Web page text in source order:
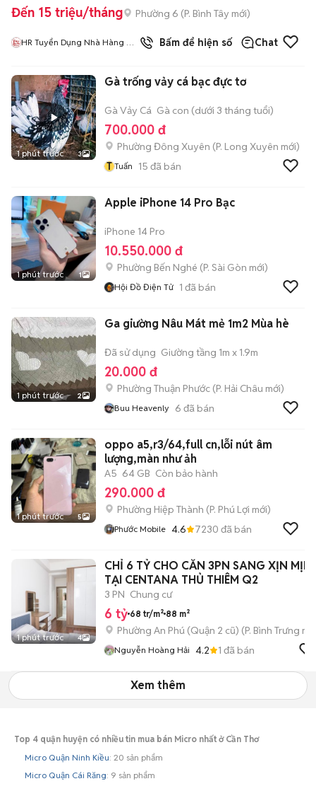
Đến 15 triệu/tháng Phường 6 (P. Bình Tây mới)
HR Tuyển Dụng Nhà Hàng Bò
Bấm để hiện số Chat
1 phút trước 3
Gà trống vảy cá bạc đực tơ
Gà Vảy Cá Gà con (dưới 3 tháng tuổi)
700.000 đ
Phường Đông Xuyên (P. Long Xuyên mới)
T Tuấn 15 đã bán
1 phút trước 1
Apple iPhone 14 Pro Bạc
iPhone 14 Pro
10.550.000 đ
Phường Bến Nghé (P. Sài Gòn mới)
Hội Đồ Điện Tử 1 đã bán
1 phút trước 2
Ga giường Nâu Mát mẻ 1m2 Mùa hè
Đã sử dụng Giường tầng 1m x 1.9m
20.000 đ
Phường Thuận Phước (P. Hải Châu mới)
Buu Heavenly 6 đã bán
1 phút trước 5
oppo a5,r3/64,full cn,lỗi nút âm
lượng,màn như ảh
A5 64 GB Còn bảo hành
290.000 đ
Phường Hiệp Thành (P. Phú Lợi mới)
Phước Mobile 4.6 7230 đã bán
1 phút trước 4
CHỈ 6 TỶ CHO CĂN 3PN SANG XỊN MỊN
TẠI CENTANA THỦ THIÊM Q2
3 PN Chung cư
6 tỷ 68 tr/m² 88 m²
Phường An Phú (Quận 2 cũ) (P. Bình Trưng
Nguyễn Hoàng Hải 4.2 1 đã bán
Xem thêm
Top 4 quận huyện có nhiều tin mua bán Micro nhất ở Cần Thơ
Micro Quận Ninh Kiều: 20 sản phẩm
Micro Quận Cái Răng: 9 sản phẩm